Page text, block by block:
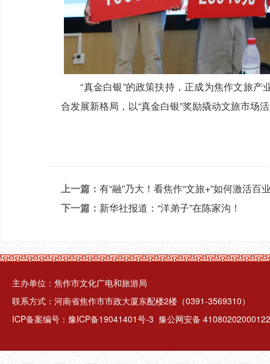
“真金白银”的政策扶持，正成为焦作文旅产
合发展新格局，以“真金白银”奖励撬动文旅市场
上一篇： 有“融”乃大！看焦作“文旅+”如何激活百
下一篇： 新华社报道：“洋弟子”在陈家沟！
主办单位：焦作市文化广电和旅游局
联系方式：河南省焦作市市政大厦东配楼2楼（0391-3569310）
ICP备案编号： 豫ICP备19041401号-3 豫公网安备